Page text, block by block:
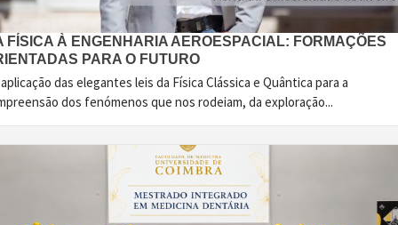
FÍSICA À ENGENHARIA AEROESPACIAL: FORMAÇÕES
PARA O FUTURO
das elegantes leis da Física Clássica e Quântica para a
dos fenómenos que nos rodeiam, da exploração...